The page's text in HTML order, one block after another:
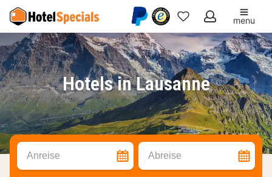
Meine
Favoriten
menu
Hotels in Lausanne
Anreise Abreise